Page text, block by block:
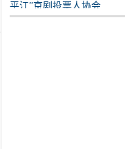
平江”京剧投票人协会